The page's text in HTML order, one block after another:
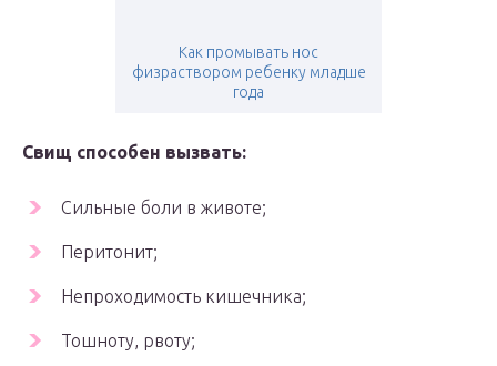
Как промывать нос
физраствором ребенку младше
года
Свищ способен вызвать:
Сильные боли в животе;
Перитонит;
Непроходимость кишечника;
Тошноту, рвоту;